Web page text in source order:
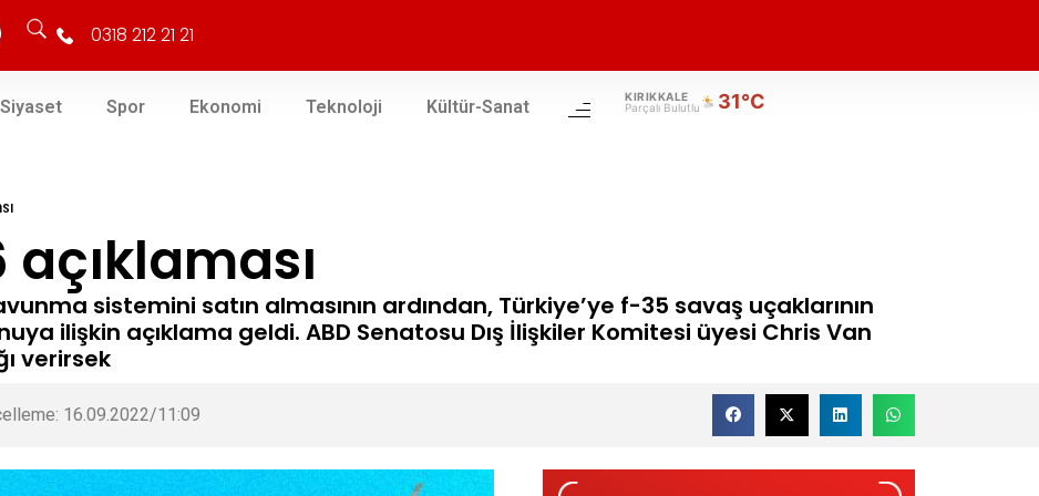
0318 212 21 21
Siyaset Spor Ekonomi Teknoloji Kültür-Sanat
KIRIKKALE
Parçalı Bulutlu
31°C
açıklaması
sistemini satın almasının ardından, Türkiye’ye f-35 savaş uçaklarının
ilişkin açıklama geldi. ABD Senatosu Dış İlişkiler Komitesi üyesi Chris Van
verirsek
16.09.2022/11:09